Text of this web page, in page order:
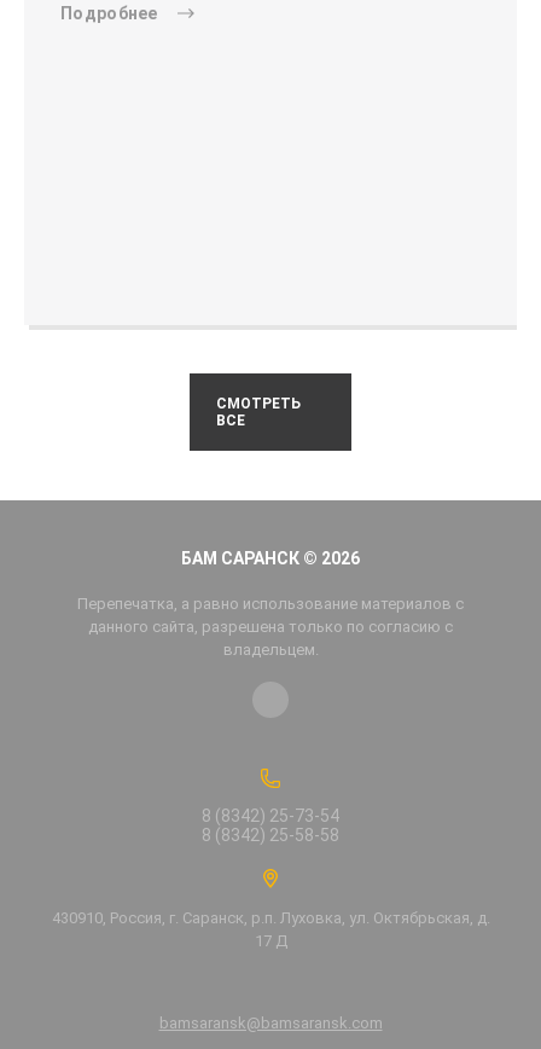
Подробнее
СМОТРЕТЬ
ВСЕ
БАМ САРАНСК © 2026
Перепечатка, а равно использование материалов с
данного сайта, разрешена только по согласию с
владельцем.
8 (8342) 25-73-54
8 (8342) 25-58-58
430910, Россия, г. Саранск, р.п. Луховка, ул. Октябрьская, д.
17 Д
bamsaransk@bamsaransk.com